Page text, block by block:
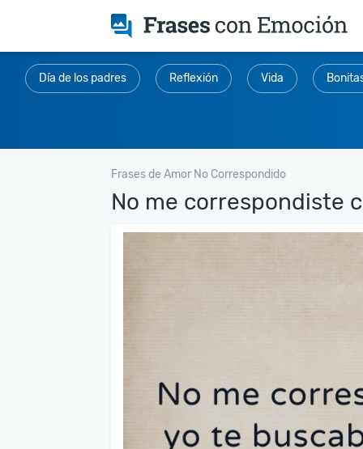
Día de los padres Reflexión Vida
Frases de Amor No Correspondido
No me correspondiste